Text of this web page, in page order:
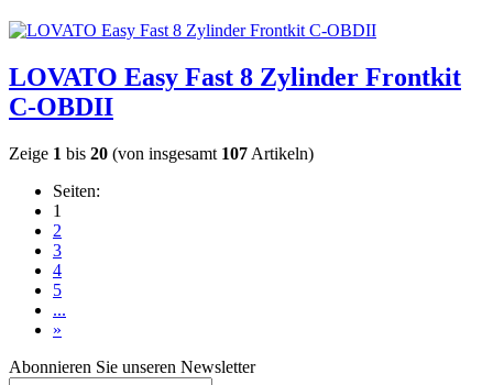
LOVATO Easy Fast 8 Zylinder Frontkit
C-OBDII
Zeige 1 bis 20 (von insgesamt 107 Artikeln)
Seiten:
1
2
3
4
5
...
»
Abonnieren Sie unseren Newsletter